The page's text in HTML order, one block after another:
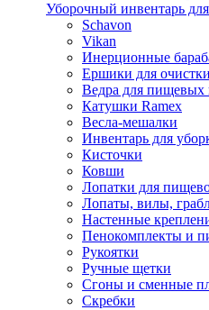
Уборочный инвентарь
Schavon
Vikan
Инерционные
Ершики для
Ведра для пищевых
Катушки Ramex
Весла-мешалки
Инвентарь для
Кисточки
Ковши
Лопатки для
Лопаты, вилы,
Настенные
Пенокомплекты и
Рукоятки
Ручные щетки
Сгоны и сменные
Скребки